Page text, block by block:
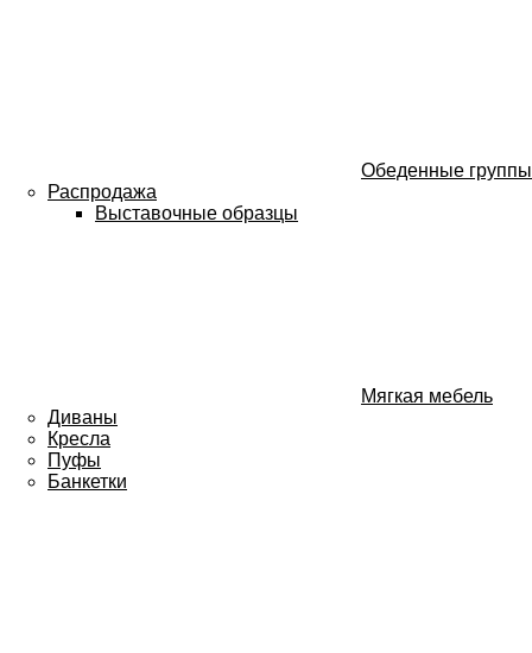
Обеденные группы
Распродажа
Выставочные образцы
Мягкая мебель
Диваны
Кресла
Пуфы
Банкетки